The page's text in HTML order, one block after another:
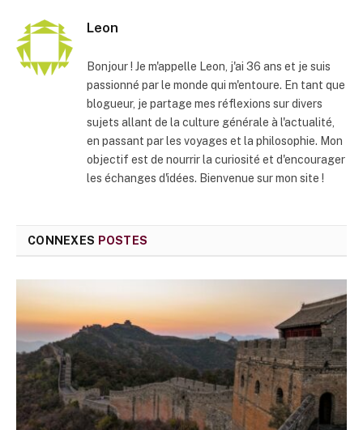
Leon
Bonjour ! Je m'appelle Leon, j'ai 36 ans et je suis
passionné par le monde qui m'entoure. En tant que
blogueur, je partage mes réflexions sur divers
sujets allant de la culture générale à l'actualité,
en passant par les voyages et la philosophie. Mon
objectif est de nourrir la curiosité et d'encourager
les échanges d'idées. Bienvenue sur mon site !
CONNEXES POSTES